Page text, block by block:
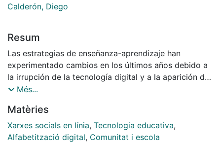
Calderón, Diego
Resum
Las estrategias de enseñanza-aprendizaje han
experimentado cambios en los últimos años debido a
la irrupción de la tecnología digital y a la aparición de
las redes sociales como mediadoras y facilitadoras de
revisión de la literatura científica que ha tratado el uso
de las redes sociales genéricas diferentes ámbitos
educativos durante los últimos diez años. Para ello se
Més...
Matèries
Xarxes socials en línia, Tecnologia educativa,
Alfabetització digital, Comunitat i escola